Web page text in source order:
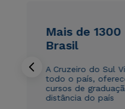
Mais de
Brasil
A Cruzeiro do Sul
todo o país,
cursos de
distância do país